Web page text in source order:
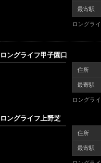
最寄駅
ロングラ
ロングライフ甲子園口
住所
最寄駅
ロングラ
ロングライフ上野芝
住所
最寄駅